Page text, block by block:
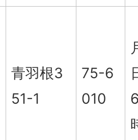
青羽根3
51-1
75-6
010